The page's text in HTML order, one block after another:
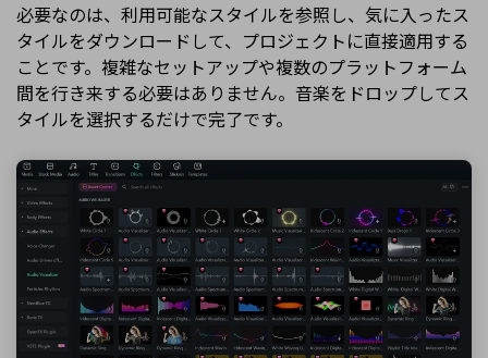
必要なのは、利用可能なスタイルを参照し、気に入ったス
タイルをダウンロードして、プロジェクトに直接適用する
ことです。複雑なセットアップや複数のプラットフォーム
間を行き来する必要はありません。音楽をドロップしてス
タイルを選択するだけで完了です。